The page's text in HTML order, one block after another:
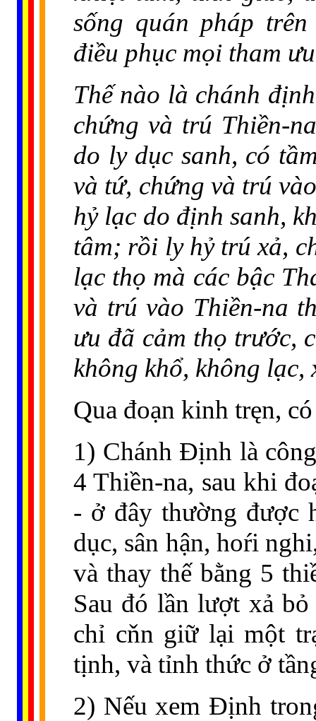
sống quán pháp
điều phục mọi tham
Thế nào là chánh
chứng và trú Thiền-
do ly dục sanh, có
và tứ, chứng và trú
hỷ lạc do định sanh,
tâm; rồi ly hỷ trú xả,
lạc thọ mà các bậc
và trú vào Thiền-na
ưu đã cảm thọ trước,
không khổ, không
Qua đoạn kinh tręn,
1) Chánh Định là
4 Thiền-na, sau khi
- ở đây thường được
dục, sân hận, hoŕi
và thay thế bằng 5
Sau đó lần lượt xả
chỉ cňn giữ lại một
tịnh, và tỉnh thức ở
2) Nếu xem Định